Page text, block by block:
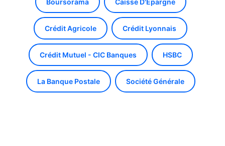
Boursorama Caisse D'Epargne
Crédit Agricole Crédit Lyonnais
Crédit Mutuel - CIC Banques HSBC
La Banque Postale Société Générale